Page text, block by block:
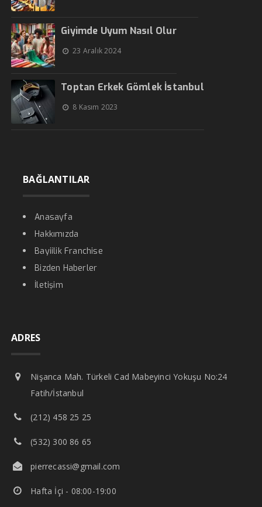
Giyimde Uyum Nasıl Olur
23 Aralık 2024
Toptan Erkek Gömlek İstanbul
8 Kasım 2023
BAĞLANTILAR
Anasayfa
Hakkımızda
Bayiilik Franchise
Bizden Haberler
İletişim
ADRES
Nişanca Mah. Türkeli Cad Mabeyinci Yokuşu No:24
Fatih/İstanbul
(212) 458 25 25
(532) 300 86 65
pierrecassi@gmail.com
Hafta İçi - 08:00-19:00